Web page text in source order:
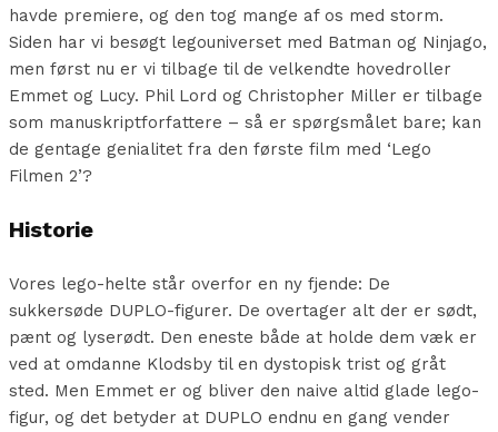
havde premiere, og den tog mange af os med storm.
Siden har vi besøgt legouniverset med Batman og Ninjago,
men først nu er vi tilbage til de velkendte hovedroller
Emmet og Lucy. Phil Lord og Christopher Miller er tilbage
som manuskriptforfattere – så er spørgsmålet bare; kan
de gentage genialitet fra den første film med ‘Lego
Filmen 2’?
Historie
Vores lego-helte står overfor en ny fjende: De
sukkersøde DUPLO-figurer. De overtager alt der er sødt,
pænt og lyserødt. Den eneste både at holde dem væk er
ved at omdanne Klodsby til en dystopisk trist og gråt
sted. Men Emmet er og bliver den naive altid glade lego-
figur, og det betyder at DUPLO endnu en gang vender